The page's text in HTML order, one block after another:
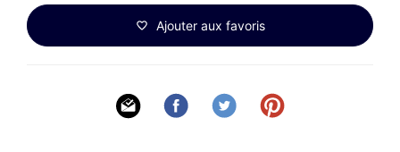
Ajouter aux favoris